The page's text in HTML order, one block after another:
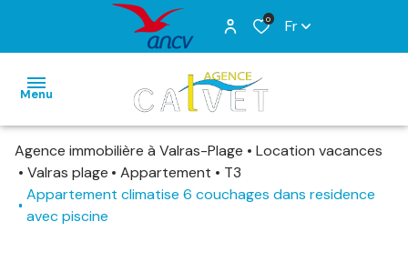
0 Fr
Menu
ACCUEIL
VENTES
Agence immobilière à Valras-Plage
Location vacances
Valras plage
Appartement
T3
Appartement climatise 6 couchages dans residence
avec piscine